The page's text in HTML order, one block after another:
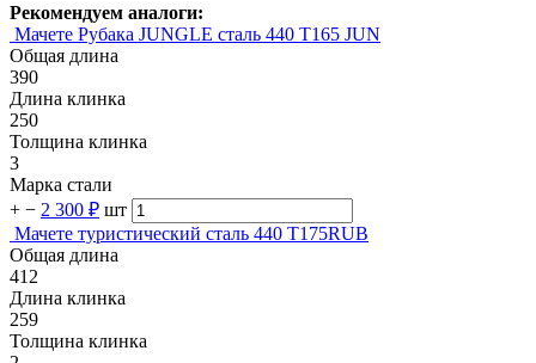
Рекомендуем аналоги:
Мачете Рубака JUNGLE сталь 440 T165 JUN
Общая длина
390
Длина клинка
250
Толщина клинка
3
Марка стали
+ − 2 300 ₽ шт
Мачете туристический сталь 440 T175RUB
Общая длина
412
Длина клинка
259
Толщина клинка